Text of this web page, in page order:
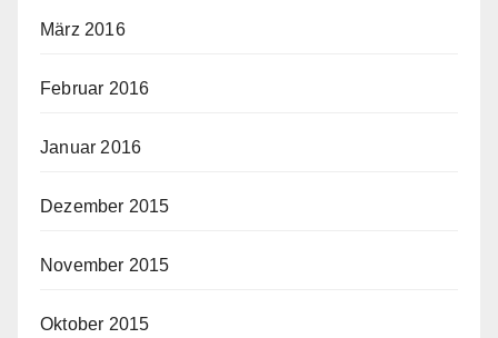
März 2016
Februar 2016
Januar 2016
Dezember 2015
November 2015
Oktober 2015